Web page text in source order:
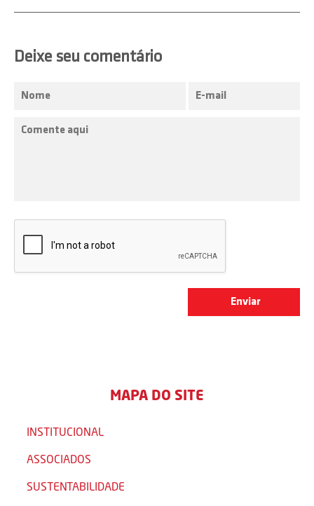
Deixe seu comentário
MAPA DO SITE
INSTITUCIONAL
ASSOCIADOS
SUSTENTABILIDADE